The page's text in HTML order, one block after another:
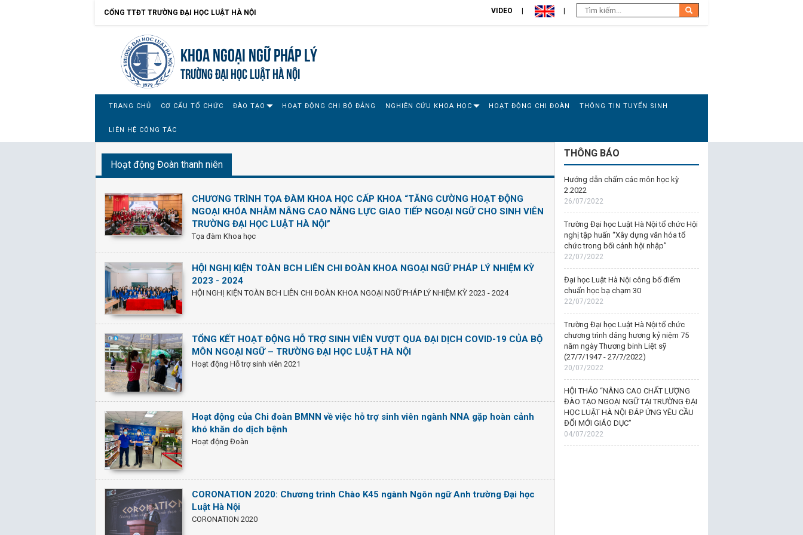
CỔNG TTĐT TRƯỜNG ĐẠI HỌC LUẬT HÀ NỘI VIDEO
Khoa Ngoại ngữ pháp lý
TRƯỜNG ĐẠI HỌC LUẬT HÀ NỘI
TRANG CHỦ CƠ CẤU TỔ CHỨC ĐÀO TẠO HOẠT ĐỘNG CHI BỘ ĐẢNG NGHIÊN CỨU KHOA HỌC HOẠT ĐỘNG CHI ĐOÀN THÔNG TIN TUYỂN SINH
LIÊN HỆ CÔNG TÁC
Hoạt động Đoàn thanh niên
CHƯƠNG TRÌNH TỌA ĐÀM KHOA HỌC CẤP KHOA “TĂNG CƯỜNG HOẠT ĐỘNG
NGOẠI KHÓA NHẰM NÂNG CAO NĂNG LỰC GIAO TIẾP NGOẠI NGỮ CHO SINH VIÊN
TRƯỜNG ĐẠI HỌC LUẬT HÀ NỘI”
Tọa đàm Khoa học
HỘI NGHỊ KIỆN TOÀN BCH LIÊN CHI ĐOÀN KHOA NGOẠI NGỮ PHÁP LÝ NHIỆM KỲ
2023 - 2024
HỘI NGHỊ KIỆN TOÀN BCH LIÊN CHI ĐOÀN KHOA NGOẠI NGỮ PHÁP LÝ NHIỆM KỲ 2023 - 2024
TỔNG KẾT HOẠT ĐỘNG HỖ TRỢ SINH VIÊN VƯỢT QUA ĐẠI DỊCH COVID-19 CỦA BỘ
MÔN NGOẠI NGỮ – TRƯỜNG ĐẠI HỌC LUẬT HÀ NỘI
Hoạt động Hỗ trợ sinh viên 2021
Hoạt động của Chi đoàn BMNN về việc hỗ trợ sinh viên ngành NNA gặp hoàn cảnh
khó khăn do dịch bệnh
Hoạt động Đoàn
CORONATION 2020: Chương trình Chào K45 ngành Ngôn ngữ Anh trường Đại học
Luật Hà Nội
CORONATION 2020
THÔNG BÁO
Hướng dẫn chấm các môn học kỳ
2.2022
26/07/2022
Trường Đại học Luật Hà Nội tổ chức Hội
nghị tập huấn “Xây dựng văn hóa tổ
chức trong bối cảnh hội nhập”
22/07/2022
Đại học Luật Hà Nội công bố điểm
chuẩn học bạ chạm 30
22/07/2022
Trường Đại học Luật Hà Nội tổ chức
chương trình dâng hương kỷ niệm 75
năm ngày Thương binh Liệt sỹ
(27/7/1947 - 27/7/2022)
20/07/2022
HỘI THẢO “NÂNG CAO CHẤT LƯỢNG
ĐÀO TẠO NGOẠI NGỮ TẠI TRƯỜNG ĐẠI
HỌC LUẬT HÀ NỘI ĐÁP ỨNG YÊU CẦU
ĐỔI MỚI GIÁO DỤC”
04/07/2022